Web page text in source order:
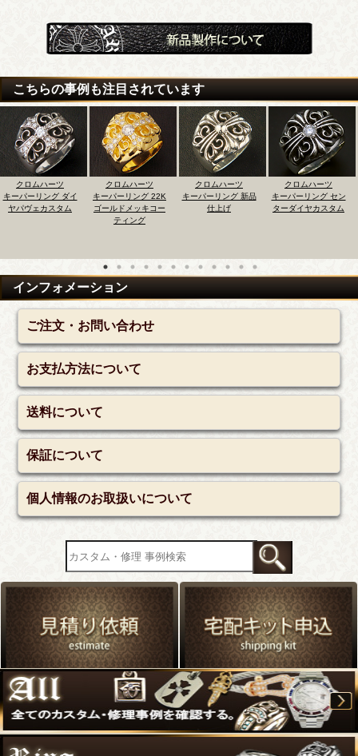
こちらの事例も注目されています
イ
クロムハーツ
キーパーリング 22K
ゴールドメッキコー
クロムハーツ
キーパーリング 新品
仕上げ
クロムハーツ
キーパーリング セン
ターダイヤカスタム
クロムハーツ
キーパーリング
ターアクアマリ
インフォメーション
ご注文・お問い合わせ
お支払方法について
送料について
保証について
個人情報のお取扱いについて